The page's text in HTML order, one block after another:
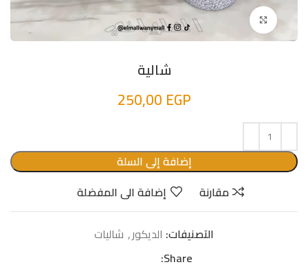
شالية
250,00 EGP
إضافة إلى السلة
مقارنة
إضافة الى المفضلة
التصنيفات: الدیكور, شالیات
Share: